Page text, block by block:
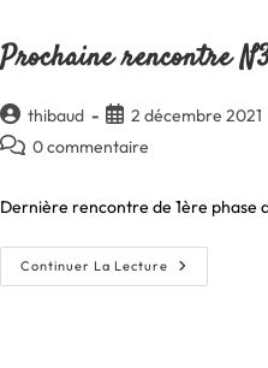
Prochaine rencontre
Auteur/autrice
de
thibaud
Publication
publiée :
2 décembre 2021
Commentaires
la
0 commentaire
Dernière rencontre de 1ère phase
Continuer La Lecture Prochaine
Rencontre